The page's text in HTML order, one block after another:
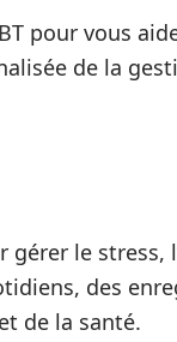
pour vous
de la
gérer le stress,
des
de la santé.